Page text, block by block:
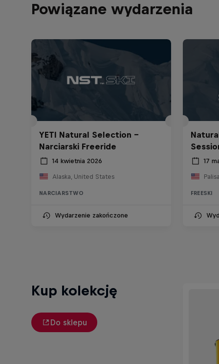
Powiązane wydarzenia
YETI Natural Selection -
Narciarski Freeride
14 kwietnia 2026
Alaska, United States
NARCIARSTWO
Wydarzenie zakończone
17
FREESKI
Kup kolekcję
Do sklepu